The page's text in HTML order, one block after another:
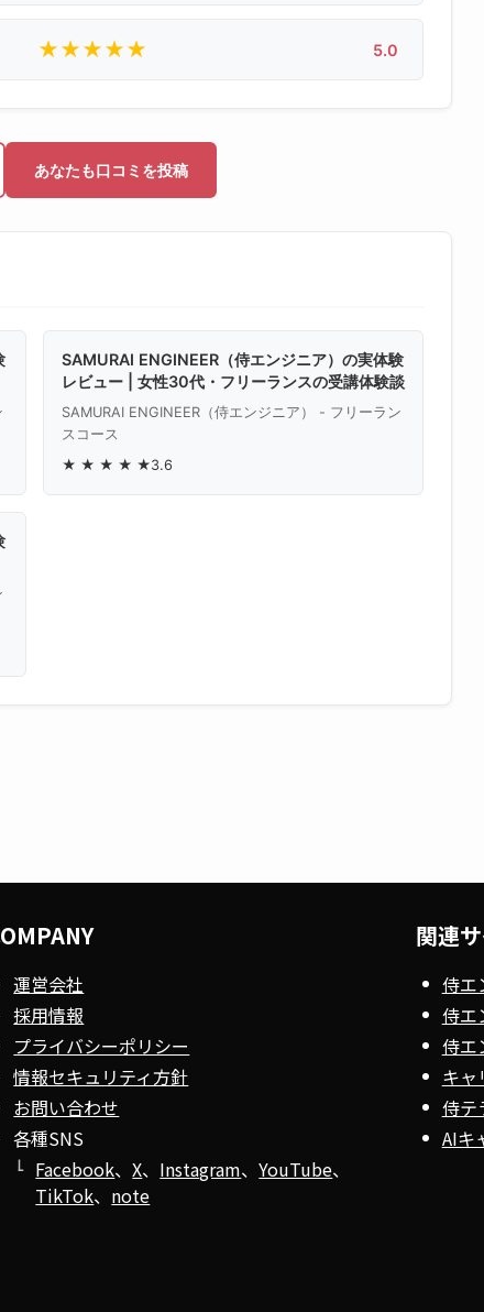
★★★★★ 5.0
あなたも口コミを投稿
SAMURAI ENGINEER（侍エンジニア）の実体験
レビュー | 女性30代・フリーランスの受講体験談
SAMURAI ENGINEER（侍エンジニア） - フリーラン
スコース
★ ★ ★ ★ ★3.6
運営会社
採用情報
プライバシーポリシー
情報セキュリティ方針
お問い合わせ
各種SNS
Facebook、X、 Instagram、YouTube、
TikTok、 note
関連
侍エ
侍エ
侍エ
キャ
侍テ
AIキ